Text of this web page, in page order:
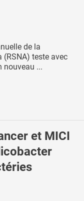
de la
teste avec
nouveau ...
et MICI